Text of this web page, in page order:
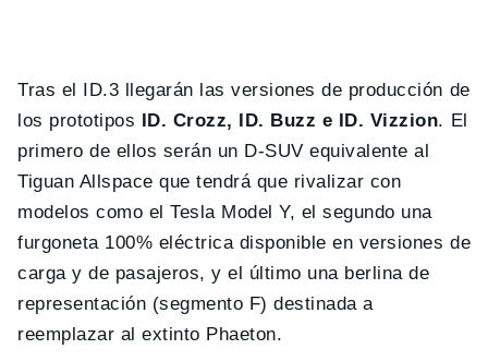
Tras el ID.3 llegarán las versiones de producción de
los prototipos ID. Crozz, ID. Buzz e ID. Vizzion. El
primero de ellos serán un D-SUV equivalente al
Tiguan Allspace que tendrá que rivalizar con
modelos como el Tesla Model Y, el segundo una
furgoneta 100% eléctrica disponible en versiones de
carga y de pasajeros, y el último una berlina de
representación (segmento F) destinada a
reemplazar al extinto Phaeton.